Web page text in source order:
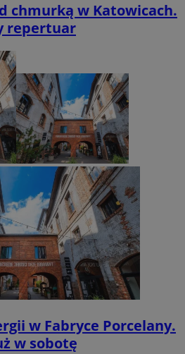
chmurką w Katowicach.
repertuar
w Fabryce Porcelany.
w sobotę